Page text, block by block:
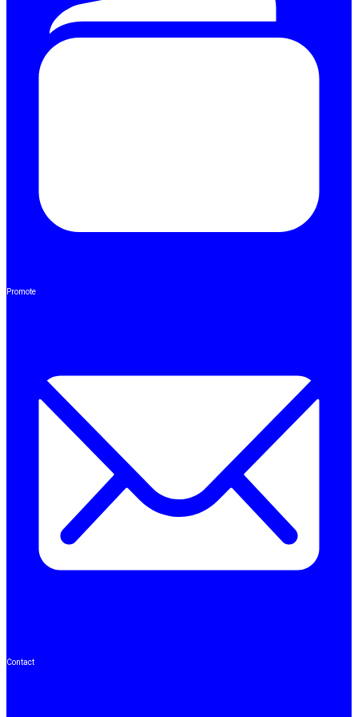
Promote
Contact